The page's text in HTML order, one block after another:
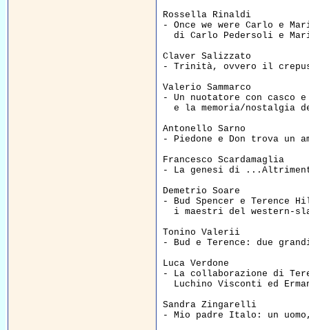
Rossella Rinaldi
- Once we were Carlo e
di Carlo Pedersoli e
Claver Salizzato
- Trinità, ovvero il
Valerio Sammarco
- Un nuotatore con casco
e la memoria/nostalgia
Antonello Sarno
- Piedone e Don trova
Francesco Scardamaglia
- La genesi di
Demetrio Soare
- Bud Spencer e Terence
i maestri del western-
Tonino Valerii
- Bud e Terence: due
Luca Verdone
- La collaborazione di
Luchino Visconti ed
Sandra Zingarelli
- Mio padre Italo: un